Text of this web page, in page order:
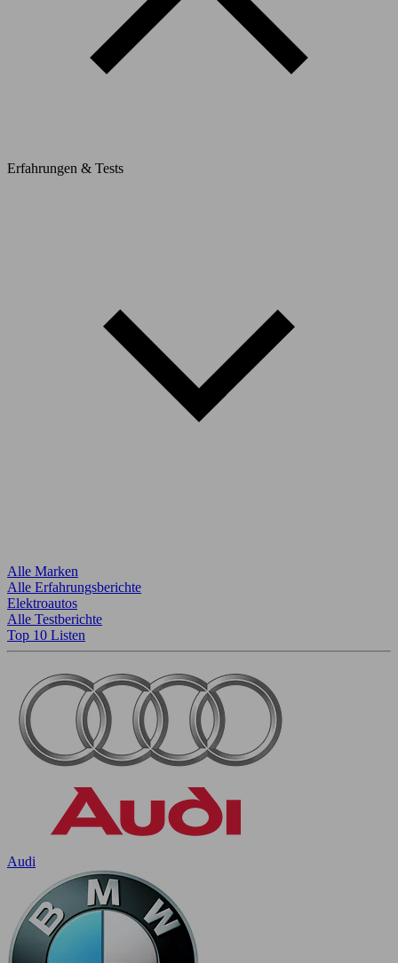
Erfahrungen & Tests
Alle Marken
Alle Erfahrungsberichte
Elektroautos
Alle Testberichte
Top 10 Listen
Audi